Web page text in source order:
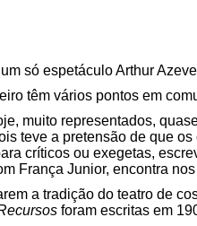
só espetáculo Arthur
têm vários pontos em
muito representados,
teve a pretensão de que
críticos ou exegetas,
França Junior, encontra
a tradição do teatro de
foram escritas em